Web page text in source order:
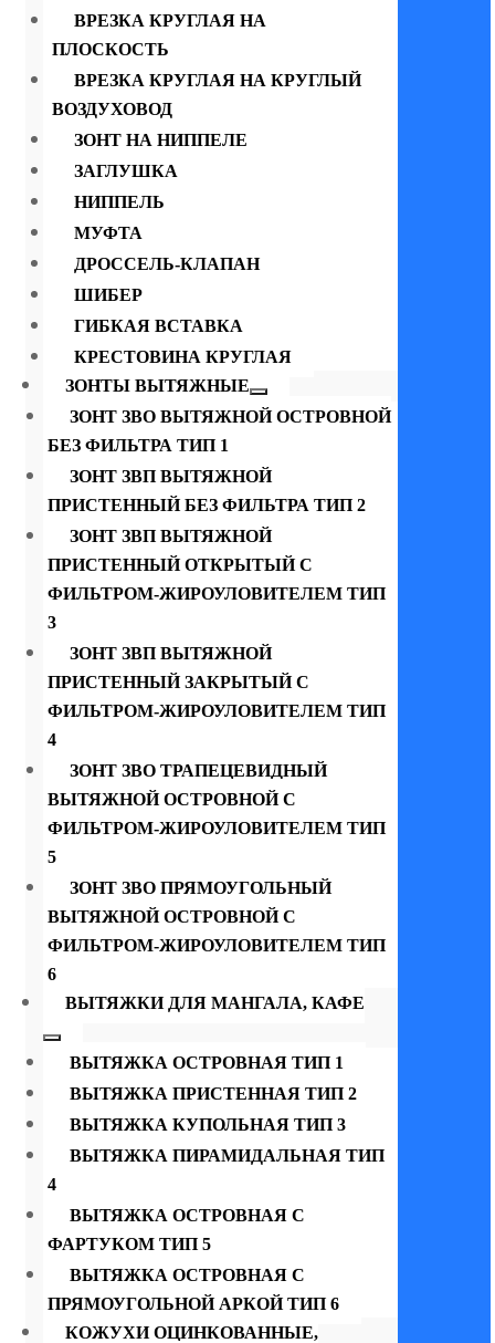
ВРЕЗКА КРУГЛАЯ НА
ПЛОСКОСТЬ
ВРЕЗКА КРУГЛАЯ НА КРУГЛЫЙ
ВОЗДУХОВОД
ЗОНТ НА НИППЕЛЕ
ЗАГЛУШКА
НИППЕЛЬ
МУФТА
ДРОССЕЛЬ-КЛАПАН
ШИБЕР
ГИБКАЯ ВСТАВКА
КРЕСТОВИНА КРУГЛАЯ
ЗОНТЫ ВЫТЯЖНЫЕ
ЗОНТ ЗВО ВЫТЯЖНОЙ ОСТРОВНОЙ
БЕЗ ФИЛЬТРА ТИП 1
ЗОНТ ЗВП ВЫТЯЖНОЙ
ПРИСТЕННЫЙ БЕЗ ФИЛЬТРА ТИП 2
ЗОНТ ЗВП ВЫТЯЖНОЙ
ПРИСТЕННЫЙ ОТКРЫТЫЙ С
ФИЛЬТРОМ-ЖИРОУЛОВИТЕЛЕМ ТИП
3
ЗОНТ ЗВП ВЫТЯЖНОЙ
ПРИСТЕННЫЙ ЗАКРЫТЫЙ С
ФИЛЬТРОМ-ЖИРОУЛОВИТЕЛЕМ ТИП
4
ЗОНТ ЗВО ТРАПЕЦЕВИДНЫЙ
ВЫТЯЖНОЙ ОСТРОВНОЙ С
ФИЛЬТРОМ-ЖИРОУЛОВИТЕЛЕМ ТИП
5
ЗОНТ ЗВО ПРЯМОУГОЛЬНЫЙ
ВЫТЯЖНОЙ ОСТРОВНОЙ С
ФИЛЬТРОМ-ЖИРОУЛОВИТЕЛЕМ ТИП
6
ВЫТЯЖКИ ДЛЯ МАНГАЛА, КАФЕ
ВЫТЯЖКА ОСТРОВНАЯ ТИП 1
ВЫТЯЖКА ПРИСТЕННАЯ ТИП 2
ВЫТЯЖКА КУПОЛЬНАЯ ТИП 3
ВЫТЯЖКА ПИРАМИДАЛЬНАЯ ТИП
4
ВЫТЯЖКА ОСТРОВНАЯ С
ФАРТУКОМ ТИП 5
ВЫТЯЖКА ОСТРОВНАЯ С
ПРЯМОУГОЛЬНОЙ АРКОЙ ТИП 6
КОЖУХИ ОЦИНКОВАННЫЕ,